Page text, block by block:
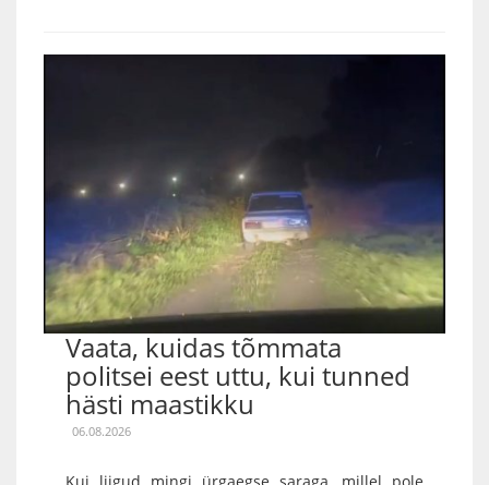
Vaata, kuidas tõmmata
politsei eest uttu, kui tunned
hästi maastikku
06.08.2026